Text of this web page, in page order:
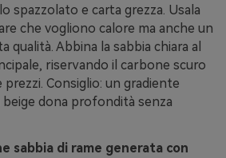
spazzolato e carta grezza. Usala
che vogliono calore ma anche un
qualità. Abbina la sabbia chiara al
riservando il carbone scuro
Consiglio: un gradiente
beige dona profondità senza
sabbia di rame generata con